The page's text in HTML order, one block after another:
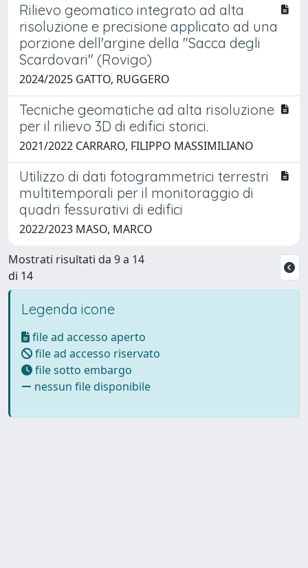
Rilievo geomatico integrato ad alta
risoluzione e precisione applicato ad una
porzione dell'argine della "Sacca degli
Scardovari" (Rovigo)
2024/2025 GATTO, RUGGERO
Tecniche geomatiche ad alta risoluzione
per il rilievo 3D di edifici storici.
2021/2022 CARRARO, FILIPPO MASSIMILIANO
Utilizzo di dati fotogrammetrici terrestri
multitemporali per il monitoraggio di
quadri fessurativi di edifici
2022/2023 MASO, MARCO
Mostrati risultati da 9 a 14
di 14
Legenda icone
file ad accesso aperto
file ad accesso riservato
file sotto embargo
nessun file disponibile